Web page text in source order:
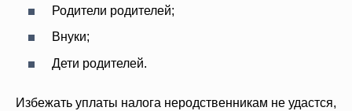
Родители родителей;
Внуки;
Дети родителей.
Избежать уплаты налога неродственникам не удастся,